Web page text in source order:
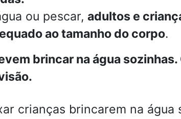
ou pescar, adultos e
ao tamanho do corpo.
brincar na água
crianças brincarem na água